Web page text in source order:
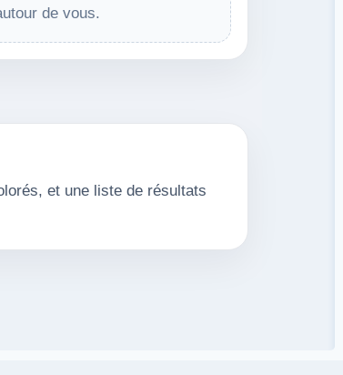
de vous.
et une liste de résultats